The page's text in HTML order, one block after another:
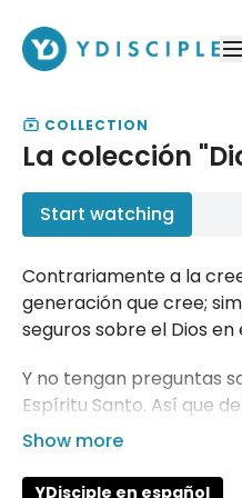
COLLECTION
La colección
Start watching
Contrariamente a la
generación que cree;
seguros sobre el Dios en
Y no tengan preguntas
Espíritu Santo. Así que
escuchemos las
Esta colección es única
YDisciple en español